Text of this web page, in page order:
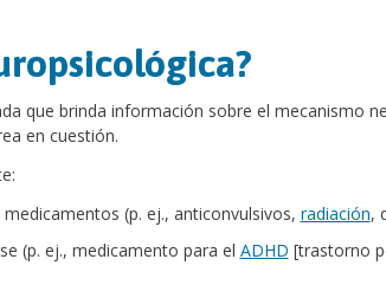
que brinda información sobre el mecanismo
en cuestión.
(p. ej., anticonvulsivos, radiación,
(p. ej., medicamento para el ADHD [trastorno